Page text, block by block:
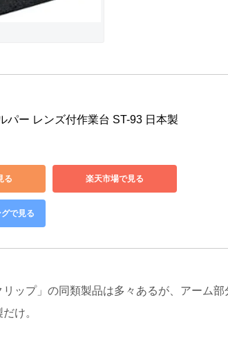
パー レンズ付作業台 ST-93 日本製
る 楽天市場で見る
で見る
ップ」の同類製品は多々あるが、アーム部
だけ。